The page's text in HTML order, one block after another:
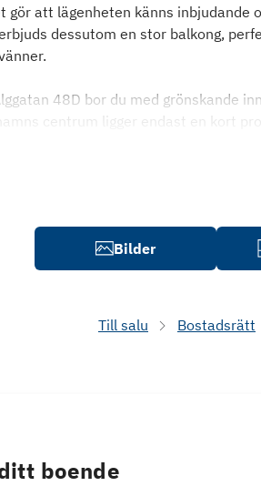
gör att lägenheten känns inbjudande
dessutom en stor balkong,
48D bor du med grönskande
centrum ligger endast en kort
Bilder
Till salu Bostadsrätt
boende